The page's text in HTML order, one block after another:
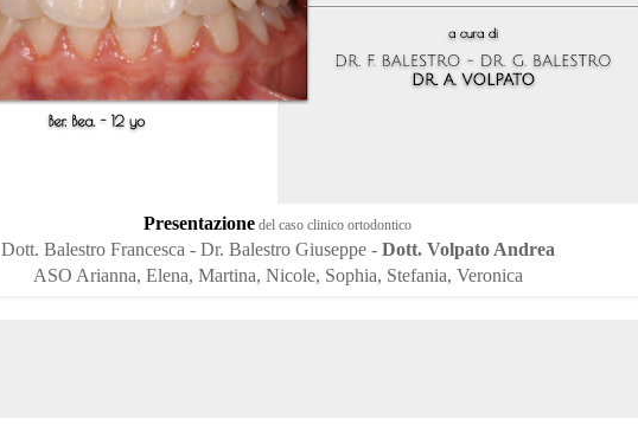
Presentazione del caso clinico ortodontico
Dott. Balestro Francesca - Dr. Balestro Giuseppe - Dott. Volpato Andrea
ASO Arianna, Elena, Martina, Nicole, Sophia, Stefania, Veronica